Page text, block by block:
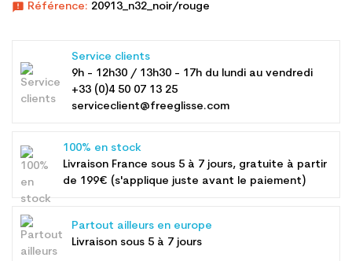
announcement Référence: 20913_n32_noir/rouge
Service clients
9h - 12h30 / 13h30 - 17h du lundi au vendredi
+33 (0)4 50 07 13 25
serviceclient@freeglisse.com
100% en stock
Livraison France sous 5 à 7 jours, gratuite à partir
de 199€ (s'applique juste avant le paiement)
Partout ailleurs en europe
Livraison sous 5 à 7 jours